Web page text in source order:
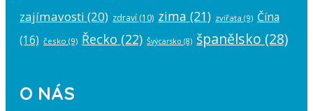
zajímavosti (20) zdraví (10) zima (21) zvířata (9) Čína
(16) česko (9) Řecko (22) Švýcarsko (8) španělsko (28)
O NÁS